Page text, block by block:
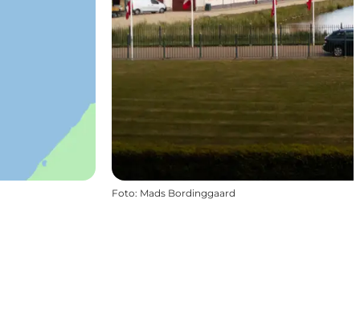
Foto: Mads Bordinggaard